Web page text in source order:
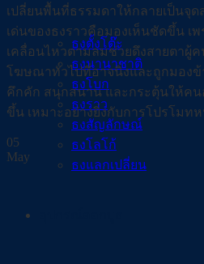
ธงตั้งโต๊ะ
ธงนานาชาติ
ธงโบก
ธงราว
ธงสัญลักษณ์
ธงโลโก้
ธงแลกเปลี่ยน
เปลี่ยนพื้นที่ธรรมดาให้กลายเป็นจุ
เด่นของธงราวคือมองเห็นชัดขึ้น เ
เคลื่อนไหวตามลมช่วยดึงสายตาผู้
โฆษณาทั่วไปที่อาจนิ่งและถูกมองข้
คึกคัก สนุกสนาน และกระตุ้นให้คน
ขึ้น เหมาะอย่างยิ่งกับการโปรโมท
05
May